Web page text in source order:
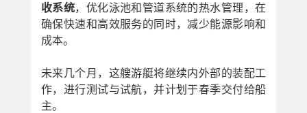
收系统，优化泳池和管道系统的热水管理，在
确保快速和高效服务的同时，减少能源影响和
成本。
未来几个月，这艘游艇将继续内外部的装配工
作，进行测试与试航，并计划于春季交付给船
主。